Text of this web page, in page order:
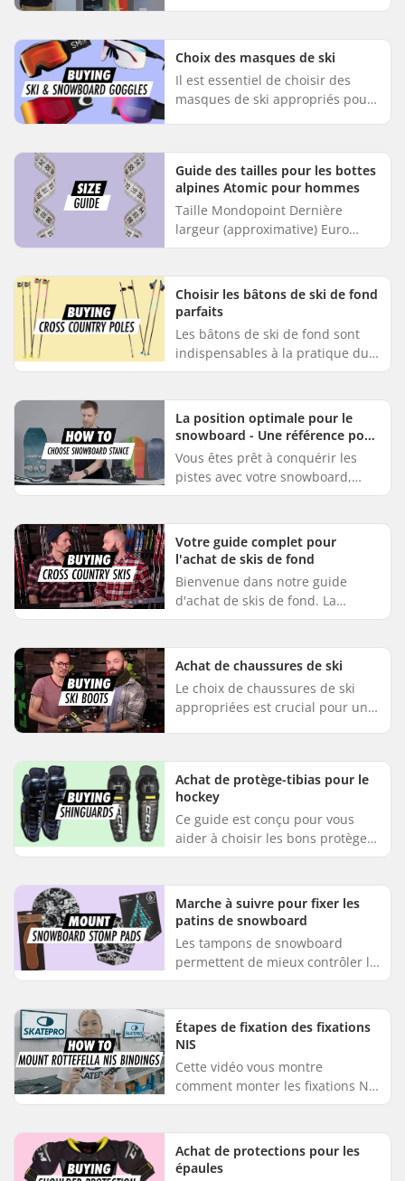
dans les parcs ou en h...
Choix des masques de ski
Il est essentiel de choisir des
masques de ski appropriés pour
fassiez du ski ...
Guide des tailles pour les bottes
alpines Atomic pour hommes
Taille Mondopoint Dernière
largeur (approximative) Euro
ROYAUME-UNI US 22.5 225 90 35
38 5.5 6.5 25.5 255 96 40 6.5...
Choisir les bâtons de ski de fond
parfaits
Les bâtons de ski de fond sont
indispensables à la pratique du
ski de fond. Les techniques de
classique et le ski de patin,...
La position optimale pour le
snowboard - Une référence pour
la largeur et les angles de la
position
Vous êtes prêt à conquérir les
pistes avec votre snowboard,
mais vous ne savez pas quelle est
inquiétez pas ! Notre pa...
Votre guide complet pour
l'achat de skis de fond
Bienvenue dans notre guide
d'achat de skis de fond. La
terminologie associée au ski de
vous n'avez pas à vous inquiéte...
Achat de chaussures de ski
Le choix de chaussures de ski
appropriées est crucial pour une
choisir les chaussures de ...
Achat de protège-tibias pour le
hockey
Ce guide est conçu pour vous
aider à choisir les bons protège-
tibias. Les protège-tibias font
protection les plus importants...
Marche à suivre pour fixer les
patins de snowboard
Les tampons de snowboard
permettent de mieux contrôler la
planche lorsqu'une seule
lors de l'embarquement ou du
débar...
Étapes de fixation des fixations
NIS
Cette vidéo vous montre
comment monter les fixations NIS
de Rottefella. Avec ce système de
d'insérer la fixation d...
Achat de protections pour les
épaules